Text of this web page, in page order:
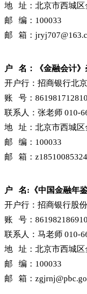
账 号：
联系人：王老师010-
地 址：北京市西城
邮 箱：
户 名：《金融会计
开户行：招商银行北
账 号：
联系人：张老师 010-
邮 箱：
户 名:《中国金融年
开户行：招商银行股
账 号：
联系人：马老师 010-